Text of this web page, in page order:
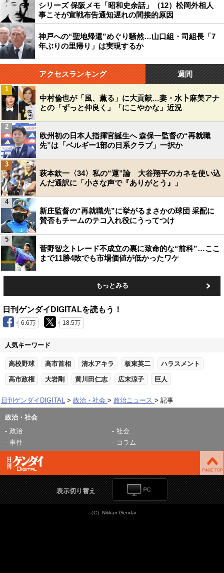
シリーズ 保阪メモ「昭和史余話」（12）松岡外相人
事こそが宣戦布告通知遅れの間接的原因
神戸への“聖地帰還”めぐり騒然…山口組・司組長「7
年ぶりの里帰り」は実現するか
アクセスランキング 週間
中村倫也が「風、薫る」に大貢献…妻・水卜麻美アナ
との「ずっと仲良く」「にこやかな」近況
1
欧州初の日本人指揮官誕生へ 森保一監督の“再就職
先”は「ベルギー1部の日系クラブ」一択か
2
萩本欽一〈34〉私の“運”論 大谷翔平のカネを使い込
んだ通訳に「小さな声で『ありがとう』」
3
新庄監督の“再就職先”に挙がるまさかの球団 采配に
賛否もチームのテコ入れ役にうってつけ
4
菅野智之トレード不成立の裏に致命的な“前科”…ここ
まで11勝4敗でも市場価値が低かったワケ
5
もっとみる
日刊ゲンダイDIGITALを読もう！
6.6万 18.5万
人気キーワード
高校野球 高市首相 清水アキラ 板東英二 ハラスメント
高市政権 大岩剛 黄川田仁志 広末涼子 巨人
日刊ゲンダイDIGITAL 政治・社会 政治ニュース 記事
政治・社会
政治
社会
事件
コラム
表示切り替え
（C）Nikkan Gendai